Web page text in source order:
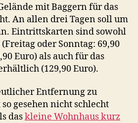
mit Baggern für das
An allen drei Tagen soll um
Eintrittskarten sind sowohl
oder Sonntag: 69,90
Euro) als auch für das
(129,90 Euro).
Entfernung zu
gesehen nicht schlecht
daskleine Wohnhaus kurz